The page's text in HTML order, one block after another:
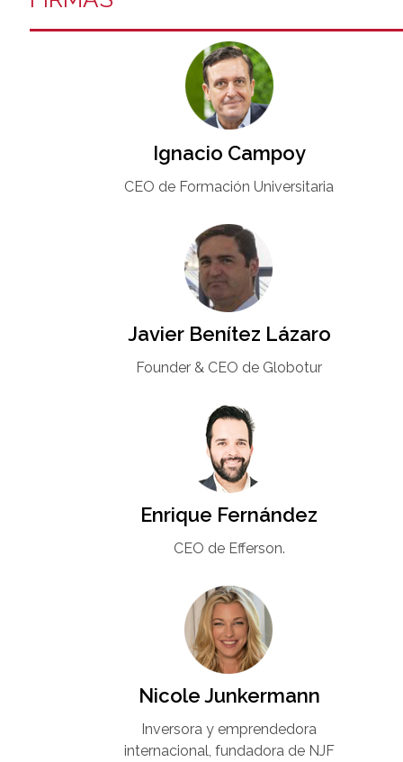
Ignacio Campoy​
CEO de Formación Universitaria​
Javier Benítez Lázaro
Founder & CEO de Globotur​
Enrique Fernández
CEO de Efferson.
Nicole Junkermann​
Inversora y emprendedora
internacional, fundadora de NJF